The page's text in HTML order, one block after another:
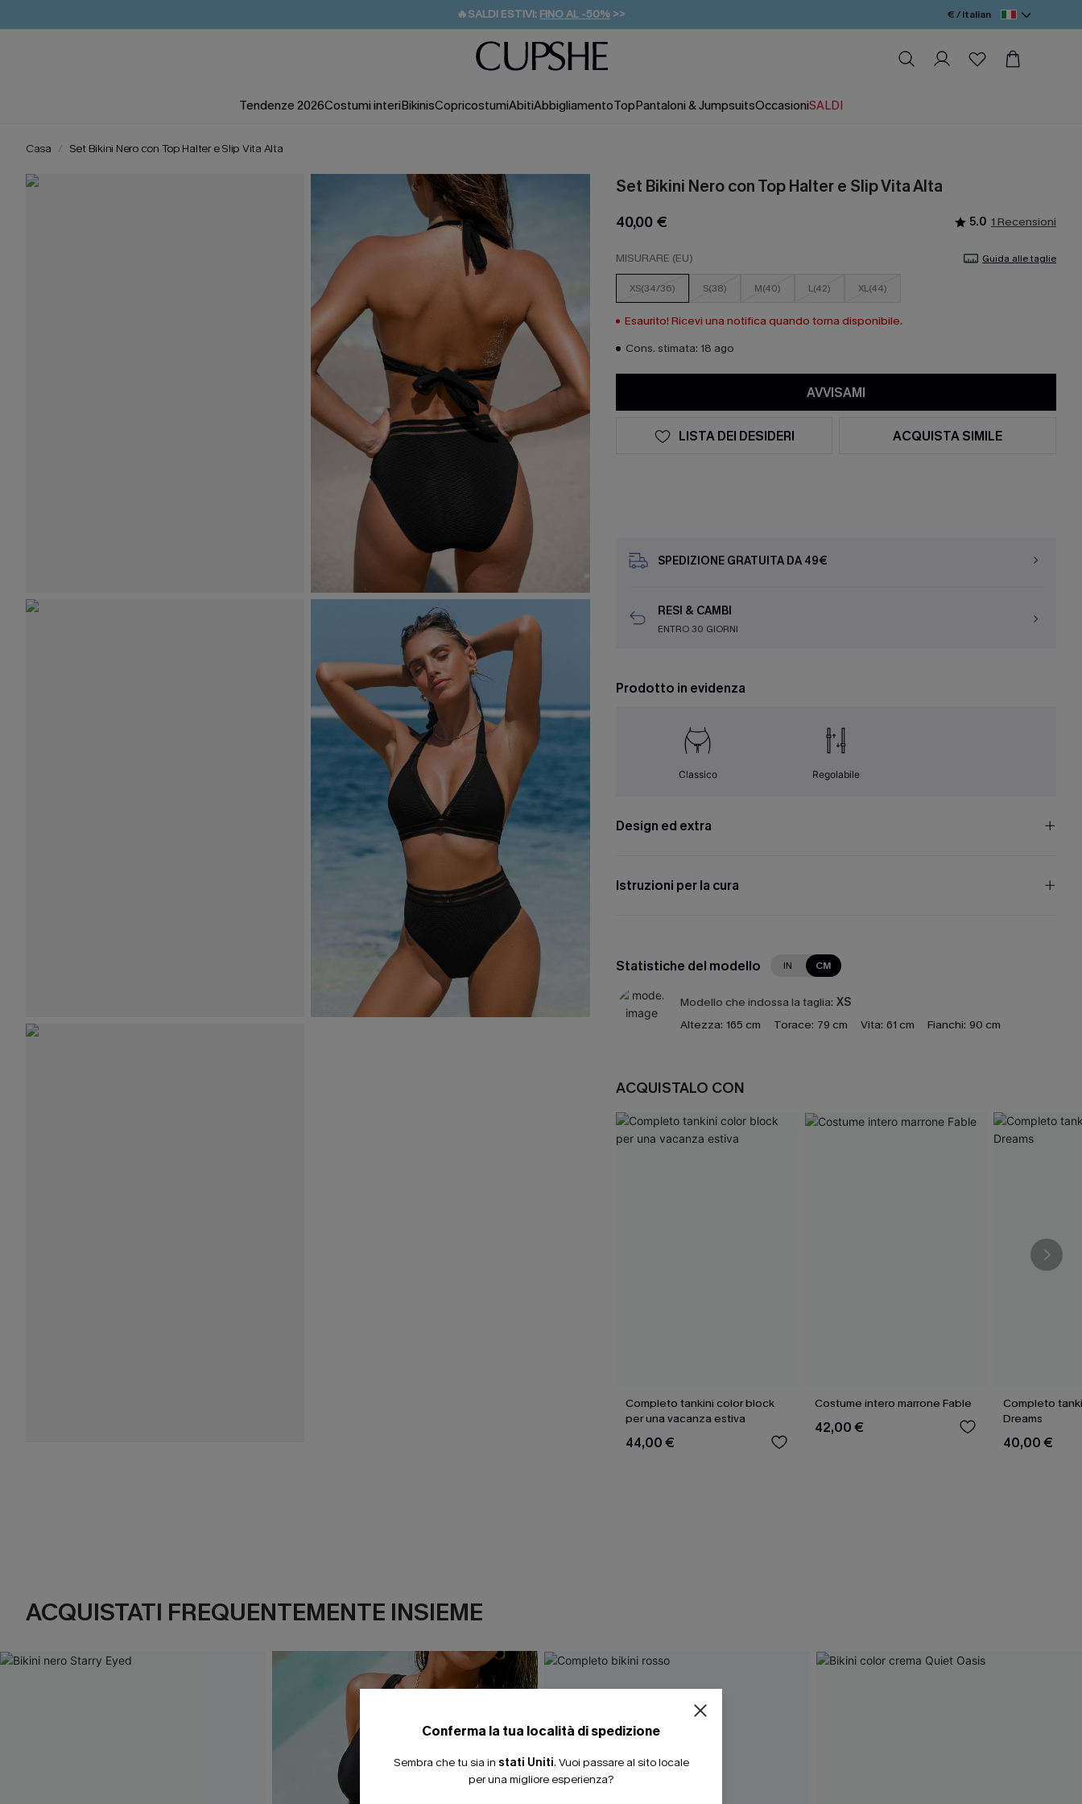
🔥SALDI ESTIVI: FINO AL -50% >>
🚚SPEDIZIONE GRATUITA DA 49€
💌REGALO PER I NUOVI: 20% DI SCONTO*
€ / Italian
Tendenze 2026Costumi interiBikinisCopricostumiAbitiAbbigliamentoTopPantaloni & JumpsuitsOccasioniSALDI
Casa Set Bikini Nero con Top Halter e Slip Vita Alta
Set Bikini Nero con Top Halter e Slip Vita Alta
40,00 € 5.0 1 Recensioni
MISURARE (EU) Guida alle taglie
XS(34/36) S(38) M(40) L(42) XL(44)
Esaurito! Ricevi una notifica quando torna disponibile.
Cons. stimata: 18 ago
AVVISAMI
LISTA DEI DESIDERI ACQUISTA SIMILE
SPEDIZIONE GRATUITA DA 49€
RESI & CAMBI
ENTRO 30 GIORNI
Prodotto in evidenza
Classico Regolabile
Design ed extra
Istruzioni per la cura
Statistiche del modello IN CM
Modello che indossa la taglia: XS
Altezza: 165 cm Torace: 79 cm Vita: 61 cm Fianchi: 90 cm
ACQUISTALO CON
Completo tankini color block
per una vacanza estiva
44,00 €
Costume intero marrone Fable
42,00 €
Completo
Dreams
40,00 €
ACQUISTATI FREQUENTEMENTE INSIEME
Conferma la tua località di spedizione
Sembra che tu sia in stati Uniti. Vuoi passare al sito locale
per una migliore esperienza?
15% DI SCONTO SENZA MINIMO D'ORDINE
20% DI SCONTO SU 2 O PIÙ ARTICOLI